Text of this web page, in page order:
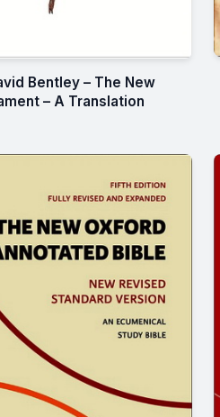
Bentley – The New
– A Translation